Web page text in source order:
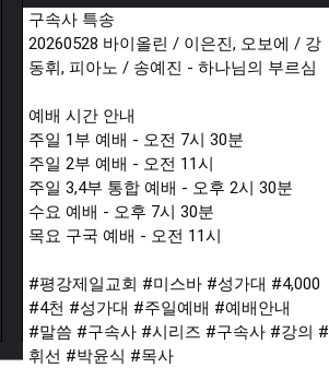
구속사 특송
20260528 바이올린 / 이은진, 오보에 / 강
동휘, 피아노 / 송예진 - 하나님의 부르심
예배 시간 안내
주일 1부 예배 - 오전 7시 30분
주일 2부 예배 - 오전 11시
주일 3,4부 통합 예배 - 오후 2시 30분
수요 예배 - 오후 7시 30분
목요 구국 예배 - 오전 11시
#평강제일교회 #미스바 #성가대
#4천 #성가대 #주일예배 #예배안내
#말씀 #구속사 #시리즈 #구속사 #강의 #
휘선 #박윤식 #목사